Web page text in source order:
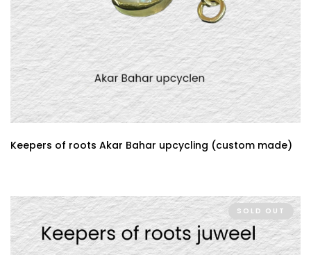
Keepers of roots Akar Bahar upcycling (custom made)
SOLD OUT